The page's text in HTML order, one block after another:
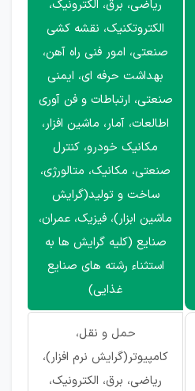
ریاضی، برق، الکترونیک،
الکتروتکنیک، نقشه کشی
صنعتی، امور فنی راه آهن،
بهداشت حرفه ای، ایمنی
صنعتی، ارتباطات و فن آوری
اطالعات، آمار، ماشین افزار،
مکانیک خودرو، کنترل
صنعتی، مکانیک، متالورژی،
ساخت و تولید(گرایش
ماشین ابزار)، فیزیک، عمران،
صنایع (کلیه گرایش ها به
استثناء رشته های صنایع
غذایی)
حمل و نقل،
کامپیوتر(گرایش نرم افزار)،
ریاضی، برق، الکترونیک،